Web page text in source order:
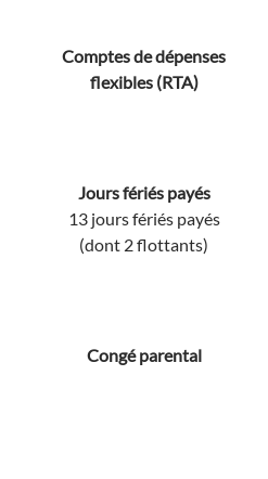
Comptes de dépenses
flexibles (RTA)
Jours fériés payés
13 jours fériés payés
(dont 2 flottants)
Congé parental